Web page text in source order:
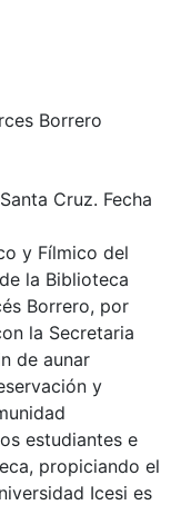
Borrero
Cruz. Fecha
y Fílmico del
la Biblioteca
Borrero, por
la Secretaria
de aunar
y
estudiantes e
propiciando el
Icesi es